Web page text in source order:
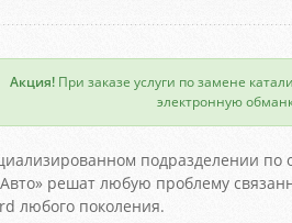
Акция!При заказе услуги по замене
электронную
×
подразделении
решат любую проблему
любого поколения.